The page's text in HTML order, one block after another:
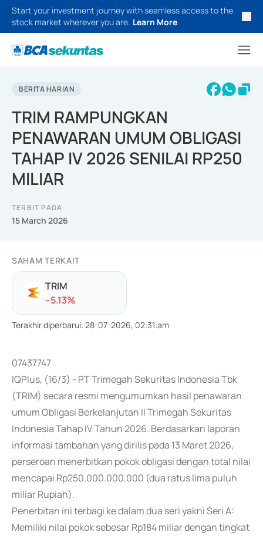
Start your investment journey with seamless access to the
stock market wherever you are. Learn More
BERITA HARIAN
TRIM RAMPUNGKAN
PENAWARAN UMUM OBLIGASI
TAHAP IV 2026 SENILAI RP250
MILIAR
TERBIT PADA
15 March 2026
SAHAM TERKAIT
TRIM
--5.13%
Terakhir diperbarui: 28-07-2026, 02:31:am
07437747
IQPlus, (16/3) - PT Trimegah Sekuritas Indonesia Tbk
(TRIM) secara resmi mengumumkan hasil penawaran
umum Obligasi Berkelanjutan II Trimegah Sekuritas
Indonesia Tahap IV Tahun 2026. Berdasarkan laporan
informasi tambahan yang dirilis pada 13 Maret 2026,
perseroan menerbitkan pokok obligasi dengan total nilai
mencapai Rp250.000.000.000 (dua ratus lima puluh
miliar Rupiah).
Penerbitan ini terbagi ke dalam dua seri yakni Seri A:
Memiliki nilai pokok sebesar Rp184 miliar dengan tingkat